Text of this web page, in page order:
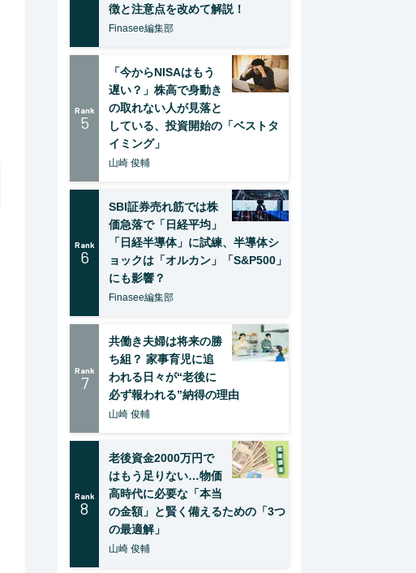
徴と注意点を改めて解説！
Finasee編集部
Rank
5
「今からNISAはもう
遅い？」株高で身動き
の取れない人が見落と
している、投資開始の「ベストタ
イミング」
山崎 俊輔
Rank
6
SBI証券売れ筋では株
価急落で「日経平均」
「日経半導体」に試練、半導体シ
ョックは「オルカン」「S&P500」
にも影響？
Finasee編集部
Rank
7
共働き夫婦は将来の勝
ち組？ 家事育児に追
われる日々が“老後に
必ず報われる”納得の理由
山崎 俊輔
Rank
8
老後資金2000万円で
はもう足りない…物価
高時代に必要な「本当
の金額」と賢く備えるための「3つ
の最適解」
山崎 俊輔